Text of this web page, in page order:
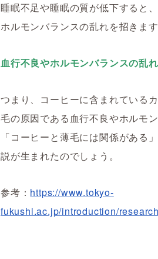
睡眠不足や睡眠の質が低下すると
ホルモンバランスの乱れを招きます
血行不良やホルモンバランスの乱
つまり、コーヒーに含まれている
毛の原因である血行不良やホルモ
「コーヒーと薄毛には関係がある
説が生まれたのでしょう。
参考： https://www.tokyo-
fukushi.ac.jp/introduction/